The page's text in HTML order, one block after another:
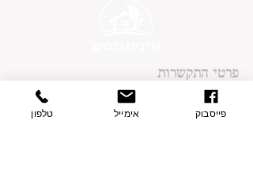
פרטי התקשרות
077-9335060
טלפון אימייל פייסבוק